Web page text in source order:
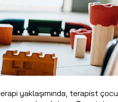
yaklaşımında, terapist